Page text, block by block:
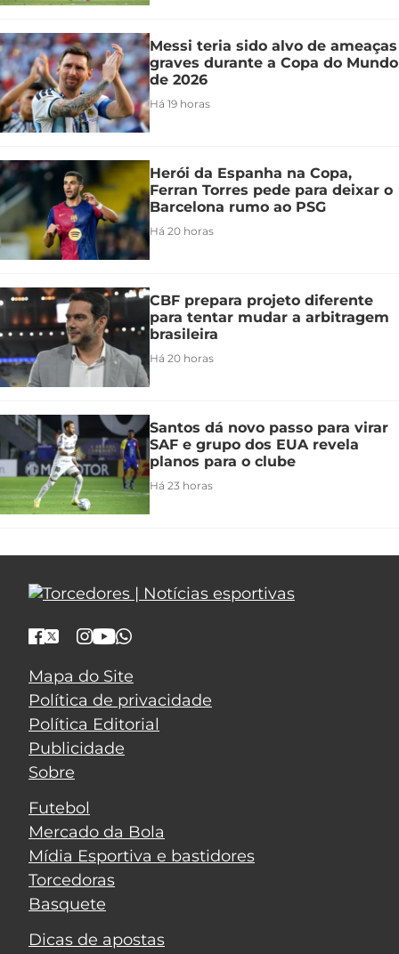
Messi teria sido alvo de ameaças
graves durante a Copa do Mundo
de 2026
Há 19 horas
Herói da Espanha na Copa,
Ferran Torres pede para deixar o
Barcelona rumo ao PSG
Há 20 horas
CBF prepara projeto diferente
para tentar mudar a arbitragem
brasileira
Há 20 horas
Santos dá novo passo para virar
SAF e grupo dos EUA revela
planos para o clube
Há 23 horas
Mapa do Site
Política de privacidade
Política Editorial
Publicidade
Sobre
Futebol
Mercado da Bola
Mídia Esportiva e bastidores
Torcedoras
Basquete
Dicas de apostas